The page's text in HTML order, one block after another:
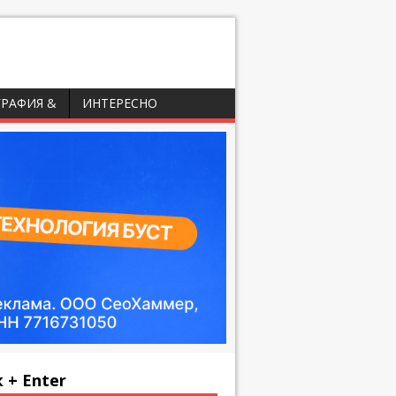
& ИНТЕРЕСНО
+ Enter